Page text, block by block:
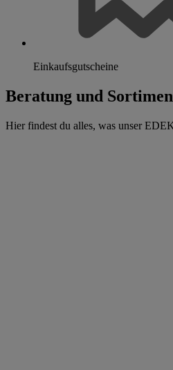
Einkaufsgutscheine
Beratung und
Hier findest du alles, was unser